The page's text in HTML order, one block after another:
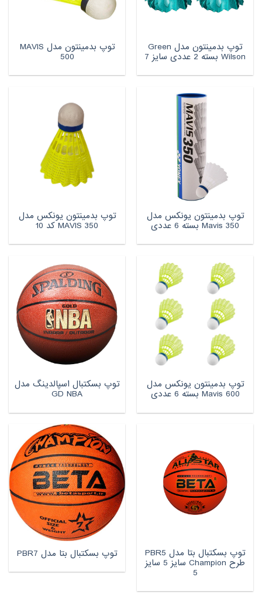
توپ بدمینتون مدل Green
Wilson بسته 2 عددی سایز 7
توپ بدمینتون مدل MAVIS
500
توپ بدمینتون یونکس مدل
Mavis 350 بسته 6 عددی
توپ بدمینتون یونکس مدل
MAVIS 350 کد 10
توپ بدمینتون یونکس مدل
Mavis 600 بسته 6 عددی
توپ بسکتبال اسپالدینگ مدل
GD NBA
توپ بسکتبال بتا مدل PBR5
طرح Champion سایز 5 سایز
5
توپ بسکتبال بتا مدل PBR7